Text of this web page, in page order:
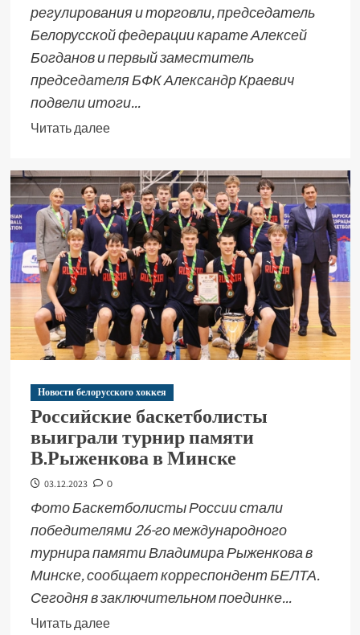
регулирования и торговли, председатель
Белорусской федерации карате Алексей
Богданов и первый заместитель
председателя БФК Александр Краевич
подвели итоги...
Читать далее
Новости белорусского хоккея
Российские баскетболисты
выиграли турнир памяти
В.Рыженкова в Минске
03.12.2023 0
Фото Баскетболисты России стали
победителями 26-го международного
турнира памяти Владимира Рыженкова в
Минске, сообщает корреспондент БЕЛТА.
Сегодня в заключительном поединке...
Читать далее